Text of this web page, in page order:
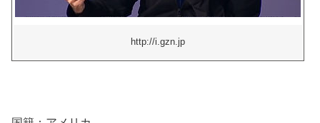
http://i.gzn.jp